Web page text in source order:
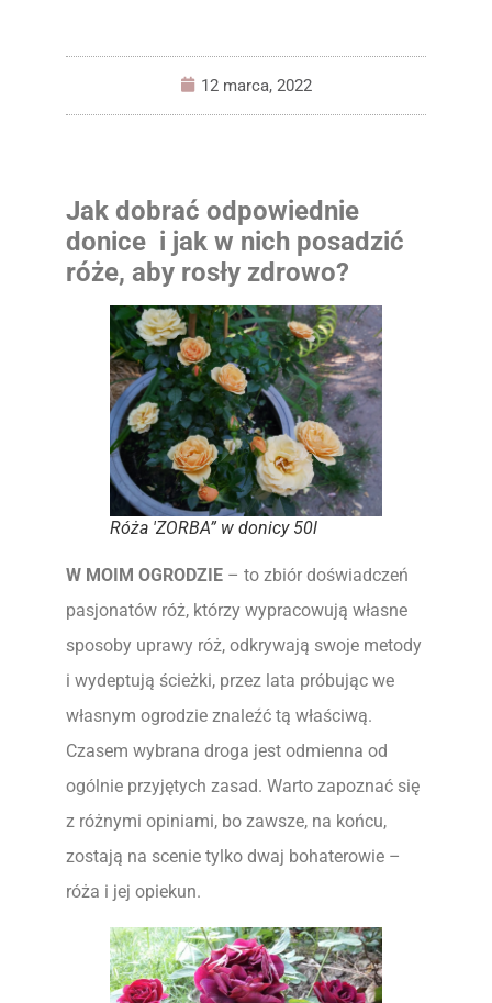
12 marca, 2022
Jak dobrać odpowiednie
donice i jak w nich posadzić
róże, aby rosły zdrowo?
Róża 'ZORBA” w donicy 50l
W MOIM OGRODZIE – to zbiór doświadczeń
pasjonatów róż, którzy wypracowują własne
sposoby uprawy róż, odkrywają swoje metody
i wydeptują ścieżki, przez lata próbując we
własnym ogrodzie znaleźć tą właściwą.
Czasem wybrana droga jest odmienna od
ogólnie przyjętych zasad. Warto zapoznać się
z różnymi opiniami, bo zawsze, na końcu,
zostają na scenie tylko dwaj bohaterowie –
róża i jej opiekun.